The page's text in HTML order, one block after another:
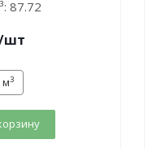
87.72
шт
м3